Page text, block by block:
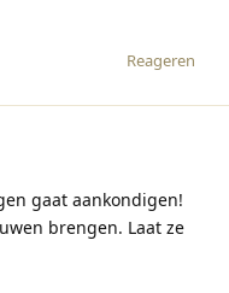
Reageren
gaat aankondigen!
brengen. Laat ze